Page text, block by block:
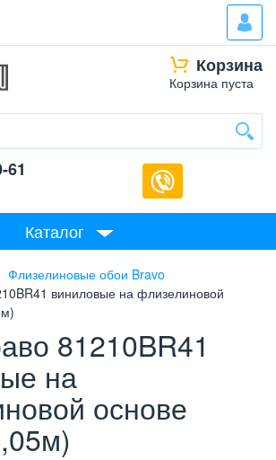
Корзина
Корзина пуста
61
Каталог
Флизелиновые обои Bravo
виниловые на флизелиновой
81210BR41
на
основе